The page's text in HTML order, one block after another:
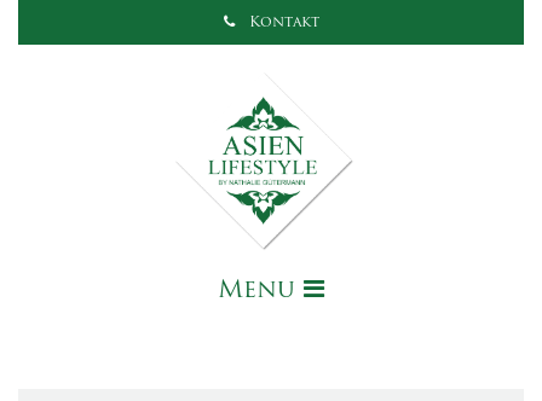
Kontakt
Menu